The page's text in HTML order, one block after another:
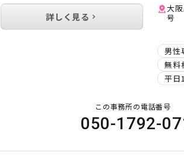
大
号
男性
無料
平日
詳しく見る
この事務所の電話番号
050-1792-